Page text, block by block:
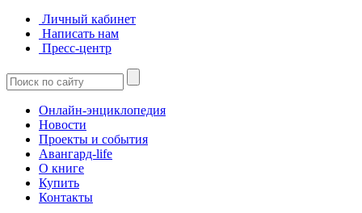
Личный кабинет
Написать нам
Пресс-центр
Онлайн-энциклопедия
Новости
Проекты и события
Авангард-life
О книге
Купить
Контакты